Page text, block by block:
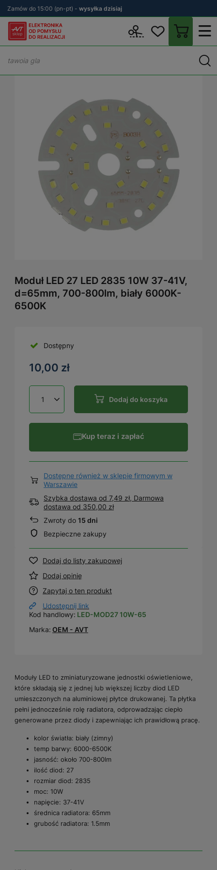
Zamów do 15:00 (pn-pt) - wysyłka dzisiaj
Moduł LED 27 LED 2835 10W 37-41V,
d=65mm, 700-800lm, biały 6000K-
6500K
Dostępny
10,00 zł
Dodaj do koszyka
Kup teraz i zapłać
Dostępne również w sklepie firmowym w
Warszawie
Szybka dostawa od 7,49 zł, Darmowa
dostawa od 350,00 zł
Zwroty do 15 dni
Bezpieczne zakupy
Dodaj do listy zakupowej
Dodaj opinię
Zapytaj o ten produkt
Udostępnij link
Kod handlowy: LED-MOD27 10W-65
Marka: OEM - AVT
Moduły LED to zminiaturyzowane jednostki oświetleniowe,
które składają się z jednej lub większej liczby diod LED
umieszczonych na aluminiowej płytce drukowanej. Ta płytka
pełni jednocześnie rolę radiatora, odprowadzając ciepło
generowane przez diody i zapewniając ich prawidłową pracę.
kolor światła: biały (zimny)
temp barwy: 6000-6500K
jasność: około 700-800lm
ilość diod: 27
rozmiar diod: 2835
moc: 10W
napięcie: 37-41V
średnica radiatora: 65mm
grubość radiatora: 1.5mm